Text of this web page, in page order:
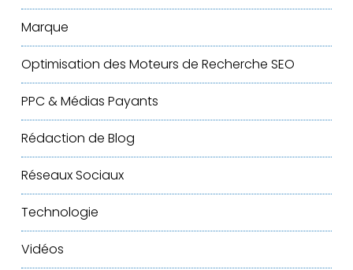
Marque
Optimisation des Moteurs de Recherche SEO
PPC & Médias Payants
Rédaction de Blog
Réseaux Sociaux
Technologie
Vidéos